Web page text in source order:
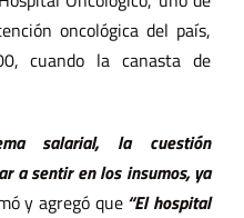
oncológica del país,
cuando la canasta de
salarial, la cuestión
a sentir en los insumos, ya
y agregó que “El hospital